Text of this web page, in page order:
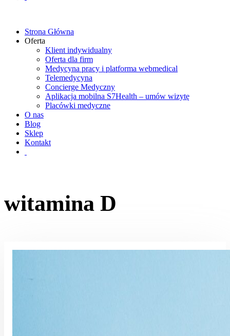
Strona Główna
Oferta
Klient indywidualny
Oferta dla firm
Medycyna pracy i platforma webmedical
Telemedycyna
Concierge Medyczny
Aplikacja mobilna S7Health – umów wizytę
Placówki medyczne
O nas
Blog
Sklep
Kontakt
witamina D